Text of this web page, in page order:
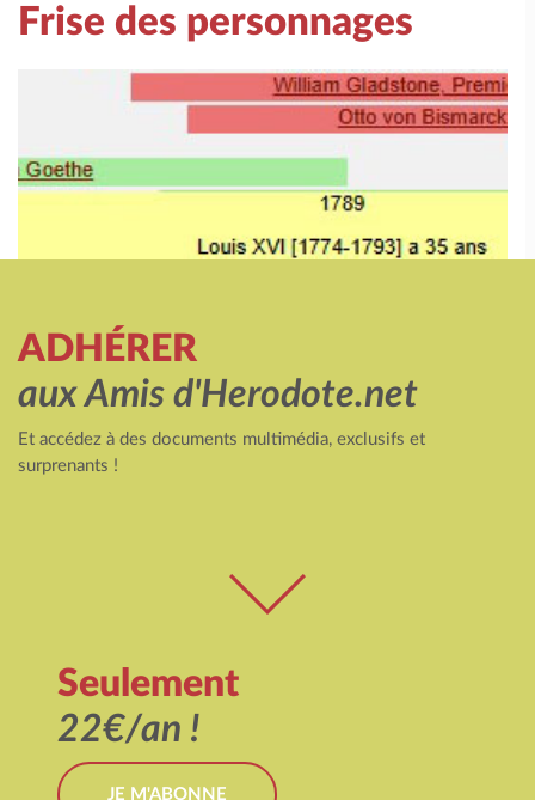
Frise des personnages
ADHÉRER
aux Amis d'Herodote.net
Et accédez à des documents multimédia, exclusifs et
surprenants !
Seulement
22€/an !
JE M'ABONNE